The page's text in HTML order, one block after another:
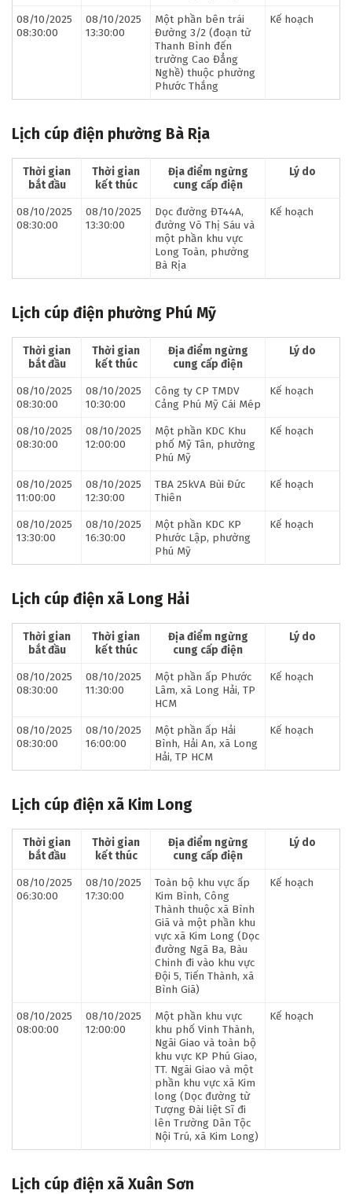
08/10/2025
08:30:00
08/10/2025
13:30:00
Một phần bên trái
Đường 3/2 (đoạn từ
Thanh Bình đến
trường Cao Đẳng
Nghề) thuộc phường
Phước Thắng
Kế hoạch
Lịch cúp điện phường Bà Rịa
Thời gian
bắt đầu
Thời gian
kết thúc
Địa điểm ngừng
cung cấp điện
Lý do
08/10/2025
08:30:00
08/10/2025
13:30:00
Dọc đường ĐT44A,
đường Võ Thị Sáu và
một phần khu vực
Long Toàn, phường
Bà Rịa
Kế hoạch
Lịch cúp điện phường Phú Mỹ
Thời gian
bắt đầu
Thời gian
kết thúc
Địa điểm ngừng
cung cấp điện
Lý do
08/10/2025
08:30:00
08/10/2025
10:30:00
Công ty CP TMDV
Cảng Phú Mỹ Cái Mép
Kế hoạch
08/10/2025
08:30:00
08/10/2025
12:00:00
Một phần KDC Khu
phố Mỹ Tân, phường
Phú Mỹ
Kế hoạch
08/10/2025
11:00:00
08/10/2025
12:30:00
TBA 25kVA Bùi Đức
Thiên
Kế hoạch
08/10/2025
13:30:00
08/10/2025
16:30:00
Một phần KDC KP
Phước Lập, phường
Phú Mỹ
Kế hoạch
Lịch cúp điện xã Long Hải
Thời gian
bắt đầu
Thời gian
kết thúc
Địa điểm ngừng
cung cấp điện
Lý do
08/10/2025
08:30:00
08/10/2025
11:30:00
Một phần ấp Phước
Lâm, xã Long Hải, TP
HCM
Kế hoạch
08/10/2025
08:30:00
08/10/2025
16:00:00
Một phần ấp Hải
Bình, Hải An, xã Long
Hải, TP HCM
Kế hoạch
Lịch cúp điện xã Kim Long
Thời gian
bắt đầu
Thời gian
kết thúc
Địa điểm ngừng
cung cấp điện
Lý do
08/10/2025
06:30:00
08/10/2025
17:30:00
Toàn bộ khu vực ấp
Kim Bình, Công
Thành thuộc xã Bình
Giã và một phần khu
vực xã Kim Long (Dọc
đường Ngã Ba, Bàu
Chinh đi vào khu vực
Đội 5, Tiến Thành, xã
Bình Giã)
Kế hoạch
08/10/2025
08:00:00
08/10/2025
12:00:00
Một phần khu vực
khu phố Vinh Thành,
Ngãi Giao và toàn bộ
khu vực KP Phú Giao,
TT. Ngãi Giao và một
phần khu vực xã Kim
long (Dọc đường từ
Tượng Đài liệt Sĩ đi
lên Trường Dân Tộc
Nội Trú, xã Kim Long)
Kế hoạch
Lịch cúp điện xã Xuân Sơn